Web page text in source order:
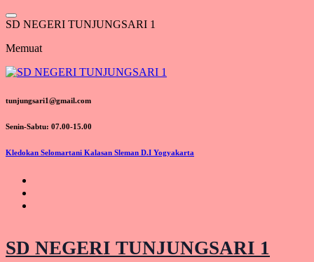
Lewati
ke
SD NEGERI TUNJUNGSARI 1
Memuat
tunjungsari1@gmail.com
Senin-Sabtu: 07.00-15.00
Kledokan Selomartani Kalasan Sleman D.I Yogyakarta
SD NEGERI TUNJUNGSARI 1